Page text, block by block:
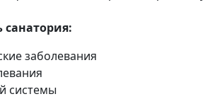
заболевания
системы